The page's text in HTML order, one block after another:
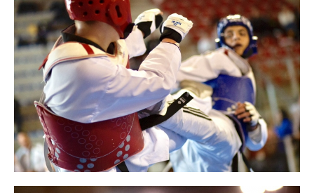
Videogallery
Cookie policy
Cerca
Feed
Dove siamo
Federazione Trasparente